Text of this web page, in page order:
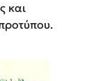
και